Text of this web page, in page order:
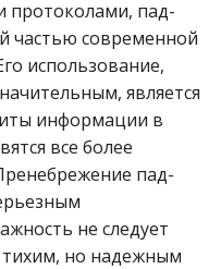
протоколами, пад-
частью современной
использование,
является
информации в
все более
пад-
не следует
тихим, но надежным